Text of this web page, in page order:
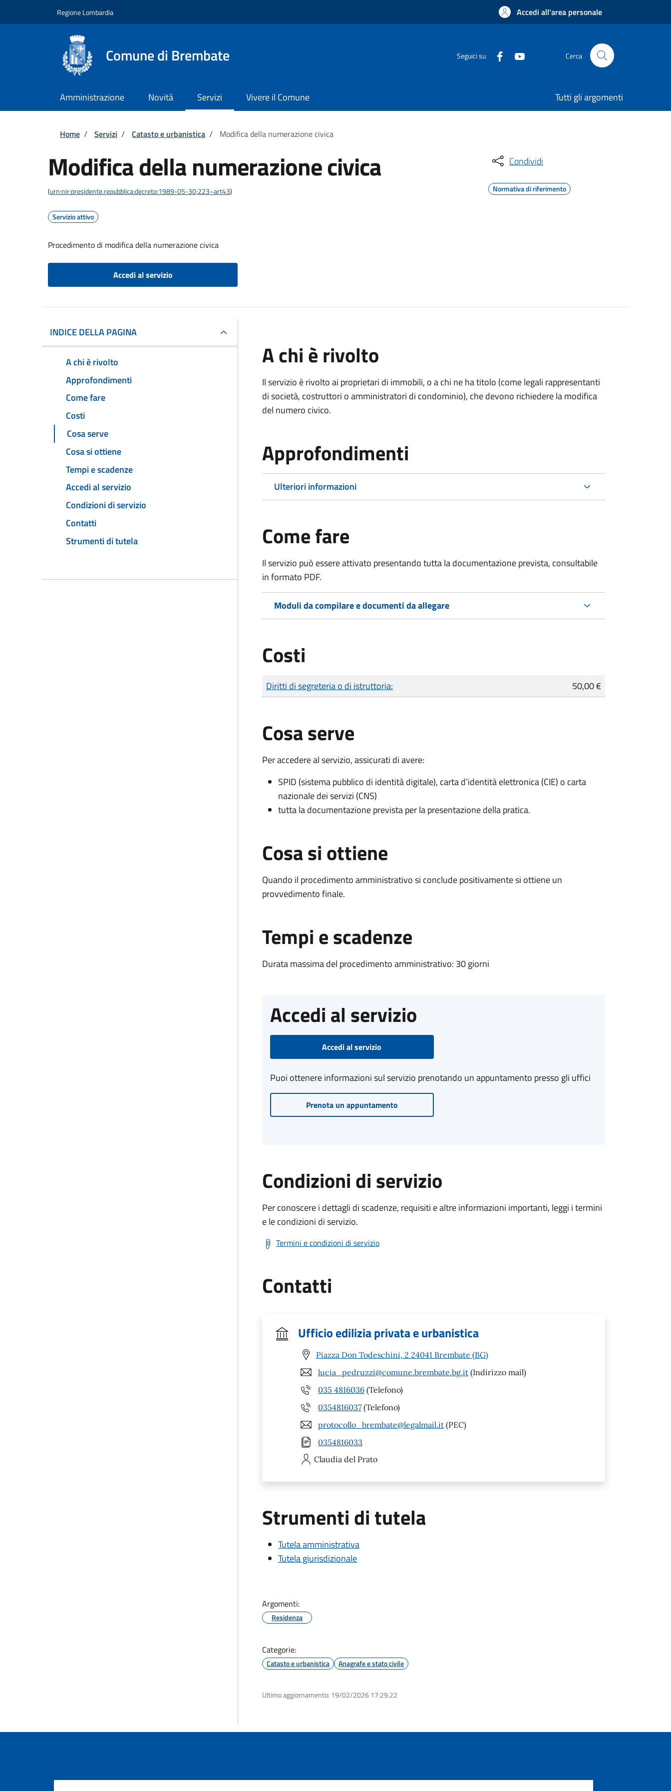
Regione Lombardia Accedi all'area personale
Comune di Brembate Seguici su Cerca
Amministrazione Novità Servizi Vivere il Comune Tutti gli argomenti
Briciole di pane
Home / Servizi / Catasto e urbanistica / Modifica della numerazione civica
Modifica della numerazione civica
(urn:nir:presidente.repubblica:decreto:1989-05-30;223~art43)
Servizio attivo
Procedimento di modifica della numerazione civica
Accedi al servizio
Condividi
Normativa di riferimento
INDICE DELLA PAGINA
A chi è rivolto
Approfondimenti
Come fare
Costi
Cosa serve
Cosa si ottiene
Tempi e scadenze
Accedi al servizio
Condizioni di servizio
Contatti
Strumenti di tutela
A chi è rivolto
Il servizio è rivolto ai proprietari di immobili, o a chi ne ha titolo (come legali rappresentanti
di società, costruttori o amministratori di condominio), che devono richiedere la modifica
del numero civico.
Approfondimenti
Ulteriori informazioni
Come fare
Il servizio può essere attivato presentando tutta la documentazione prevista, consultabile
in formato PDF.
Moduli da compilare e documenti da allegare
Costi
Tipo di pagamento
Importo
Diritti di segreteria o di istruttoria: 50,00 €
Cosa serve
Per accedere al servizio, assicurati di avere:
SPID (sistema pubblico di identità digitale), carta d’identità elettronica (CIE) o carta
nazionale dei servizi (CNS)
tutta la documentazione prevista per la presentazione della pratica.
Cosa si ottiene
Quando il procedimento amministrativo si conclude positivamente si ottiene un
provvedimento finale.
Tempi e scadenze
Durata massima del procedimento amministrativo: 30 giorni
Accedi al servizio
Accedi al servizio
Puoi ottenere informazioni sul servizio prenotando un appuntamento presso gli uffici
Prenota un appuntamento
Condizioni di servizio
Per conoscere i dettagli di scadenze, requisiti e altre informazioni importanti, leggi i termini
e le condizioni di servizio.
Termini e condizioni di servizio
Contatti
Ufficio edilizia privata e urbanistica
Piazza Don Todeschini, 2 24041 Brembate (BG)
lucia_pedruzzi@comune.brembate.bg.it (Indirizzo mail)
035 4816036 (Telefono)
0354816037 (Telefono)
protocollo_brembate@legalmail.it (PEC)
0354816033
Claudia del Prato
Strumenti di tutela
Tutela amministrativa
Tutela giurisdizionale
Argomenti:
Residenza
Categorie:
Catasto e urbanistica Anagrafe e stato civile
Ultimo aggiornamento: 19/02/2026 17:29.22